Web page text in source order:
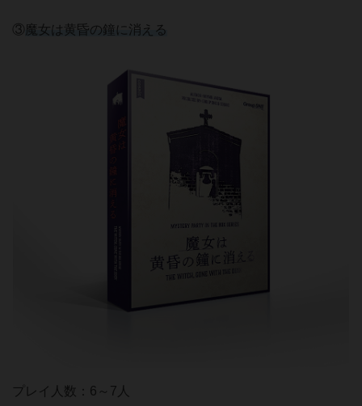
③ 魔女は黄昏の鐘に消える
プレイ人数：6～7人